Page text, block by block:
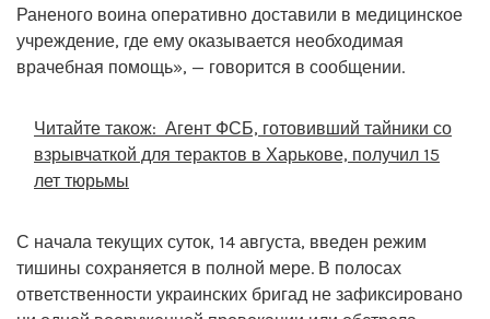
Раненого воина оперативно доставили в медицинское
учреждение, где ему оказывается необходимая
врачебная помощь», — говорится в сообщении.
Читайте також: Агент ФСБ, готовивший тайники со
взрывчаткой для терактов в Харькове, получил 15
лет тюрьмы
С начала текущих суток, 14 августа, введен режим
тишины сохраняется в полной мере. В полосах
ответственности украинских бригад не зафиксировано